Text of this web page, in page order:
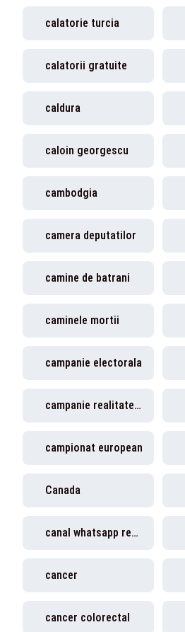
calatorie turcia
calatorii gratuite
caldura
caloin georgescu
cambodgia
camera deputatilor
camine de batrani
caminele mortii
campanie electorala
campanie realitatea plus
campionat european
Canada
canal whatsapp realitatea plus
cancer
cancer colorectal